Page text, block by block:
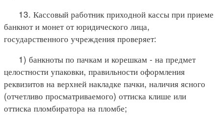
13. Кассовый работник приходной кассы при приеме
банкнот и монет от юридического лица,
государственного учреждения проверяет:
1) банкноты по пачкам и корешкам - на предмет
целостности упаковки, правильности оформления
реквизитов на верхней накладке пачки, наличия ясного
(отчетливо просматриваемого) оттиска клише или
оттиска пломбиратора на пломбе;